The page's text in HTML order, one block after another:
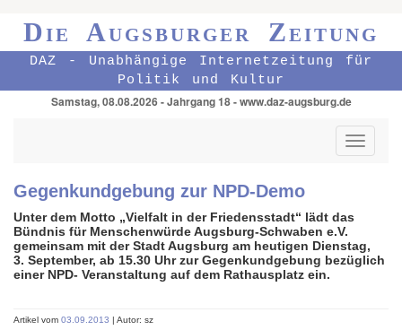
Die Augsburger Zeitung
DAZ - Unabhängige Internetzeitung für
Politik und Kultur
Samstag, 08.08.2026 - Jahrgang 18 - www.daz-augsburg.de
Toggle
Gegenkundgebung zur NPD-Demo
Unter dem Motto „Vielfalt in der Friedensstadt“ lädt das
Bündnis für Menschenwürde Augsburg-Schwaben e.V.
gemeinsam mit der Stadt Augsburg am heutigen Dienstag,
3. September, ab 15.30 Uhr zur Gegenkundgebung bezüglich
einer NPD- Veranstaltung auf dem Rathausplatz ein.
Artikel vom 03.09.2013 | Autor: sz